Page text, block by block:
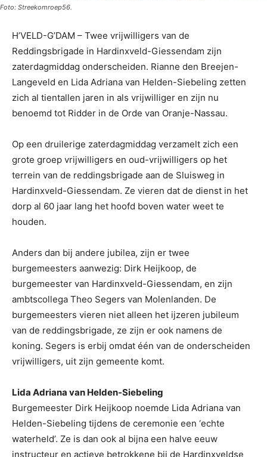
Foto: Streekomroep56.
H’VELD-G’DAM – Twee vrijwilligers van de
Reddingsbrigade in Hardinxveld-Giessendam zijn
zaterdagmiddag onderscheiden. Rianne den Breejen-
Langeveld en Lida Adriana van Helden-Siebeling zetten
zich al tientallen jaren in als vrijwilliger en zijn nu
benoemd tot Ridder in de Orde van Oranje-Nassau.
Op een druilerige zaterdagmiddag verzamelt zich een
grote groep vrijwilligers en oud-vrijwilligers op het
terrein van de reddingsbrigade aan de Sluisweg in
Hardinxveld-Giessendam. Ze vieren dat de dienst in het
dorp al 60 jaar lang het hoofd boven water weet te
houden.
Anders dan bij andere jubilea, zijn er twee
burgemeesters aanwezig: Dirk Heijkoop, de
burgemeester van Hardinxveld-Giessendam, en zijn
ambtscollega Theo Segers van Molenlanden. De
burgemeesters vieren niet alleen het ijzeren jubileum
van de reddingsbrigade, ze zijn er ook namens de
koning. Segers is erbij omdat één van de onderscheiden
vrijwilligers, uit zijn gemeente komt.
Lida Adriana van Helden-Siebeling
Burgemeester Dirk Heijkoop noemde Lida Adriana van
Helden-Siebeling tijdens de ceremonie een ‘echte
waterheld’. Ze is dan ook al bijna een halve eeuw
instructeur en actieve betrokkene bij de Hardinxveldse